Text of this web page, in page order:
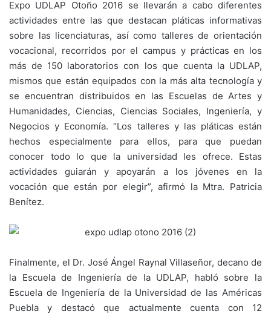
Expo UDLAP Otoño 2016 se llevarán a cabo diferentes
actividades entre las que destacan pláticas informativas
sobre las licenciaturas, así como talleres de orientación
vocacional, recorridos por el campus y prácticas en los
más de 150 laboratorios con los que cuenta la UDLAP,
mismos que están equipados con la más alta tecnología y
se encuentran distribuidos en las Escuelas de Artes y
Humanidades, Ciencias, Ciencias Sociales, Ingeniería, y
Negocios y Economía. “Los talleres y las pláticas están
hechos especialmente para ellos, para que puedan
conocer todo lo que la universidad les ofrece. Estas
actividades guiarán y apoyarán a los jóvenes en la
vocación que están por elegir”, afirmó la Mtra. Patricia
Benítez.
Finalmente, el Dr. José Ángel Raynal Villaseñor, decano de
la Escuela de Ingeniería de la UDLAP, habló sobre la
Escuela de Ingeniería de la Universidad de las Américas
Puebla y destacó que actualmente cuenta con 12